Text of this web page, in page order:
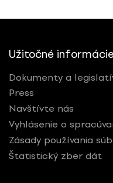
Užitočné
Dokumenty a
Press
Navštívte nás
Vyhlásenie o
Zásady používania
Štatistický zber dát